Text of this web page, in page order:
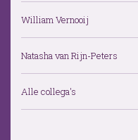
William Vernooij
Natasha van Rijn-Peters
Alle collega's